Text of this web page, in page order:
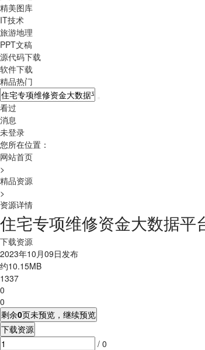
精美图库
IT技术
旅游地理
PPT文稿
源代码下载
软件下载
精品热门
看过
消息
未登录
您所在位置：
网站首页
>
精品资源
>
资源详情
住宅专项维修资金大数据
下载资源
2023年10月09日发布
约10.15MB
1337
0
0
剩余0页未预览，继续预览
下载资源
/ 0